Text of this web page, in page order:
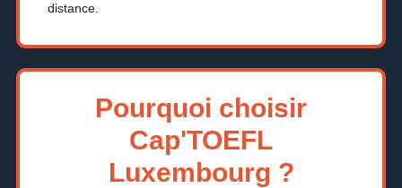
distance.
Pourquoi choisir
Cap'TOEFL
Luxembourg ?